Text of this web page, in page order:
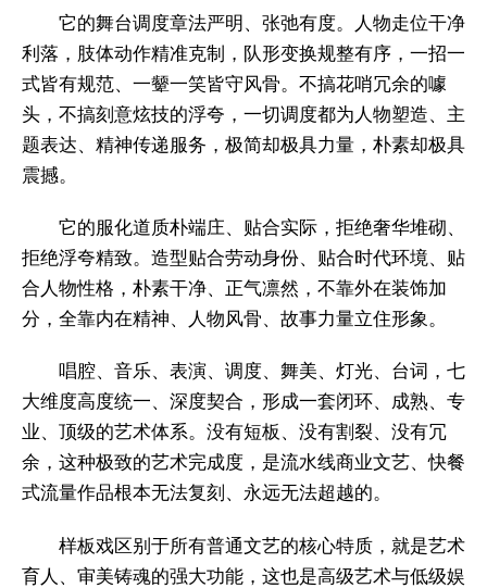
它的舞台调度章法严明、张弛有度。人物走位干净
利落，肢体动作精准克制，队形变换规整有序，一招一
式皆有规范、一颦一笑皆守风骨。不搞花哨冗余的噱
头，不搞刻意炫技的浮夸，一切调度都为人物塑造、主
题表达、精神传递服务，极简却极具力量，朴素却极具
震撼。
它的服化道质朴端庄、贴合实际，拒绝奢华堆砌、
拒绝浮夸精致。造型贴合劳动身份、贴合时代环境、贴
合人物性格，朴素干净、正气凛然，不靠外在装饰加
分，全靠内在精神、人物风骨、故事力量立住形象。
唱腔、音乐、表演、调度、舞美、灯光、台词，七
大维度高度统一、深度契合，形成一套闭环、成熟、专
业、顶级的艺术体系。没有短板、没有割裂、没有冗
余，这种极致的艺术完成度，是流水线商业文艺、快餐
式流量作品根本无法复刻、永远无法超越的。
样板戏区别于所有普通文艺的核心特质，就是艺术
育人、审美铸魂的强大功能，这也是高级艺术与低级娱